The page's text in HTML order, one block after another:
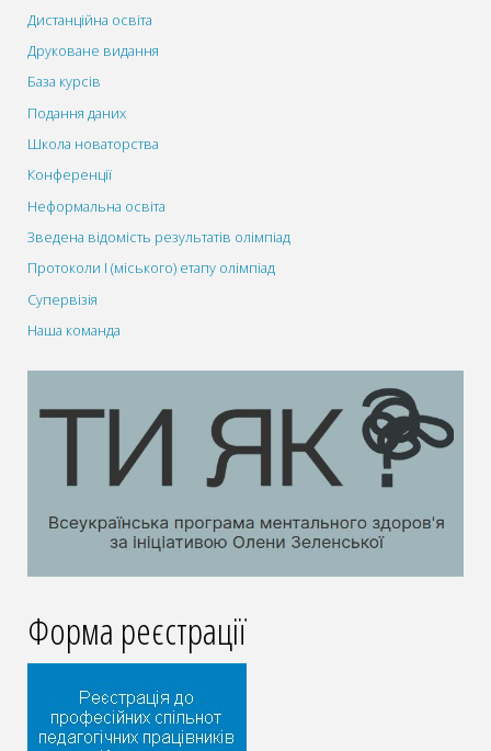
Дистанційна освіта
Друковане видання
База курсів
Подання даних
Школа новаторства
Конференції
Неформальна освіта
Зведена відомість результатів олімпіад
Протоколи І (міського) етапу олімпіад
Супервізія
Наша команда
Форма реєстрації